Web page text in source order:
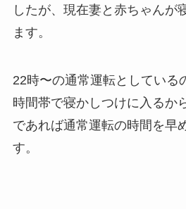
したが、現在妻と赤ちゃんが
ます。
22時〜の通常運転としている
時間帯で寝かしつけに入るか
であれば通常運転の時間を早
す。